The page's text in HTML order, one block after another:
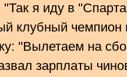
я иду в
клубный чемпион
"Вылетаем на
зарплаты